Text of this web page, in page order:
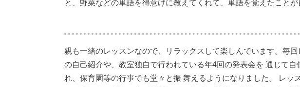
と、野菜などの単語を得意げに教えてくれて、単語を覚えたことが
親も一緒のレッスンなので、リラックスして楽しんでいます。毎
の自己紹介や、教室独自で行われている年4回の発表会を 通じて
れ、保育園等の行事でも堂々と振 舞えるようになりました。 レッ